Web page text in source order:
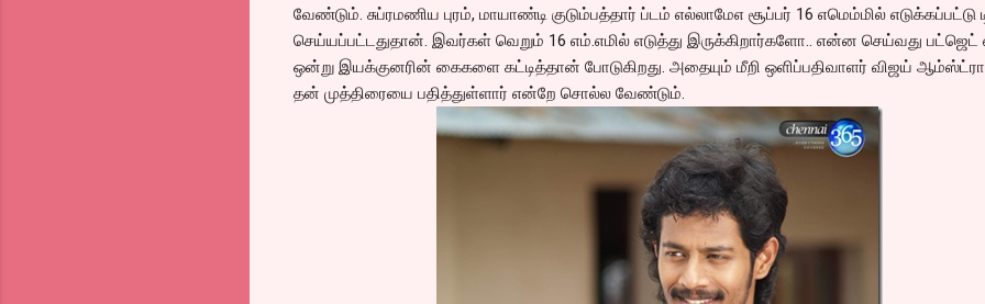
வேண்டும். சுப்ரமணிய புரம், மாயாண்டி குடும்பத்தார் ப்டம் எல்லாமேஎ சூப்பர் 16 எமெம்மில் எடுக்கப்பட்டு
செய்யப்பட்டதுதான். இவர்கள் வெறும் 16 எம்.எமில் எடுத்து இருக்கிறார்களோ.. என்ன செய்வது
ஒன்று இயக்குனரின் கைகளை கட்டித்தான் போடுகிறது. அதையும் மீறி ஒளிப்பதிவாளர் விஜய்
தன் முத்திரையை பதித்துள்ளார் என்றே சொல்ல வேண்டும்.